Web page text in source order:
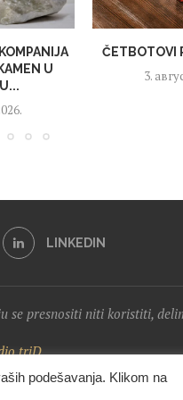
U
ČETBOTOVI
3.
LINKEDIN
se presnositi niti koristiti,
triD
podešavanja. Klikom na